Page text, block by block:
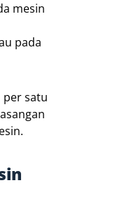
mesin
pada
per satu